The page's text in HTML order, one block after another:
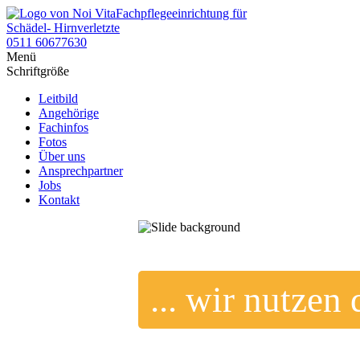
Fachpflegeeinrichtung für
Schädel- Hirnverletzte
0511 60677630
Menü
Schriftgröße
Leitbild
Angehörige
Fachinfos
Fotos
Über uns
Ansprechpartner
Jobs
Kontakt
... wir nutzen